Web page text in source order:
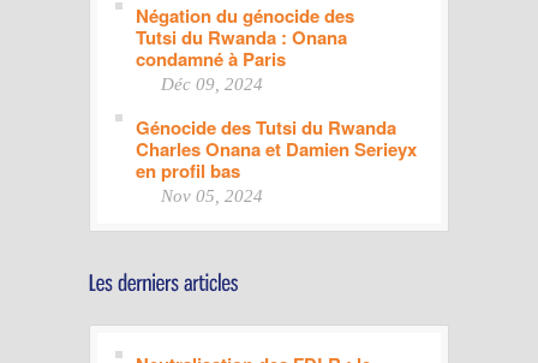
Négation du génocide des
Tutsi du Rwanda : Onana
condamné à Paris
Déc 09, 2024
Génocide des Tutsi du Rwanda
Charles Onana et Damien Serieyx
en profil bas
Nov 05, 2024